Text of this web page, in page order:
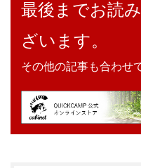
最後までお読
ざいます。
その他の記事も合わせ